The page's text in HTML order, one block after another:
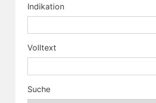
Indikation
Volltext
Suche